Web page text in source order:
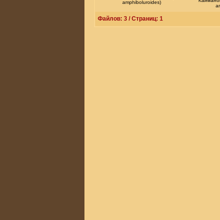
amphiboluroides)
Файлов: 3 / Страниц: 1